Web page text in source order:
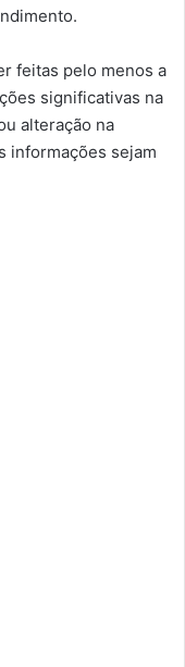
feitas pelo menos a
significativas na
alteração na
informações sejam